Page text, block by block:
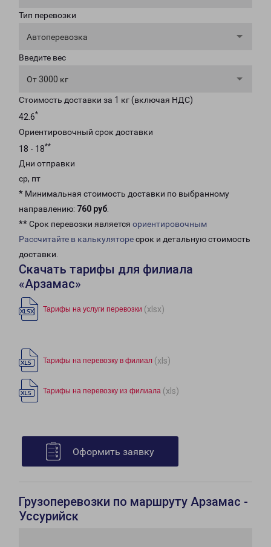
Тип перевозки
Автоперевозка
Введите вес
От 3000 кг
Стоимость доставки за 1 кг (включая НДС)
42.6*
Ориентировочный срок доставки
18 - 18**
Дни отправки
ср, пт
* Минимальная стоимость доставки по выбранному
направлению: 760 руб.
** Срок перевозки является ориентировочным
Рассчитайте в калькуляторесрок и детальную стоимость
доставки.
Скачать тарифы для филиала
«Арзамас»
Тарифы на услуги перевозки (xlsx)
Тарифы на перевозку в филиал (xls)
Тарифы на перевозку из филиала (xls)
Оформить заявку
Грузоперевозки по маршруту Арзамас -
Уссурийск